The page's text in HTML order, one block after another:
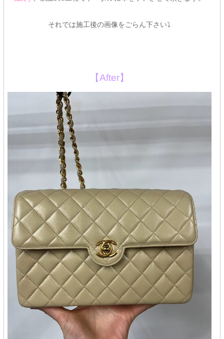
それでは施工後の画像をごらん下さい⤵
【After】